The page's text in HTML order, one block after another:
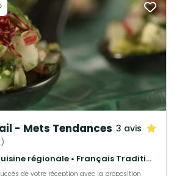
pour leur valeur organoleptique, mais
sanitaire, puisque notre rôle est de vous
à la pérennisation de l’activité des
Nous avons pris la mesure de vos exigences
Jardins des Sens sera dédiée à la pleine
ou de vos opérations de communication.
- Mets Tendances 3 avis
Gastronomique • Cuisine régionale • Français Traditionnel
de votre réception avec la proposition